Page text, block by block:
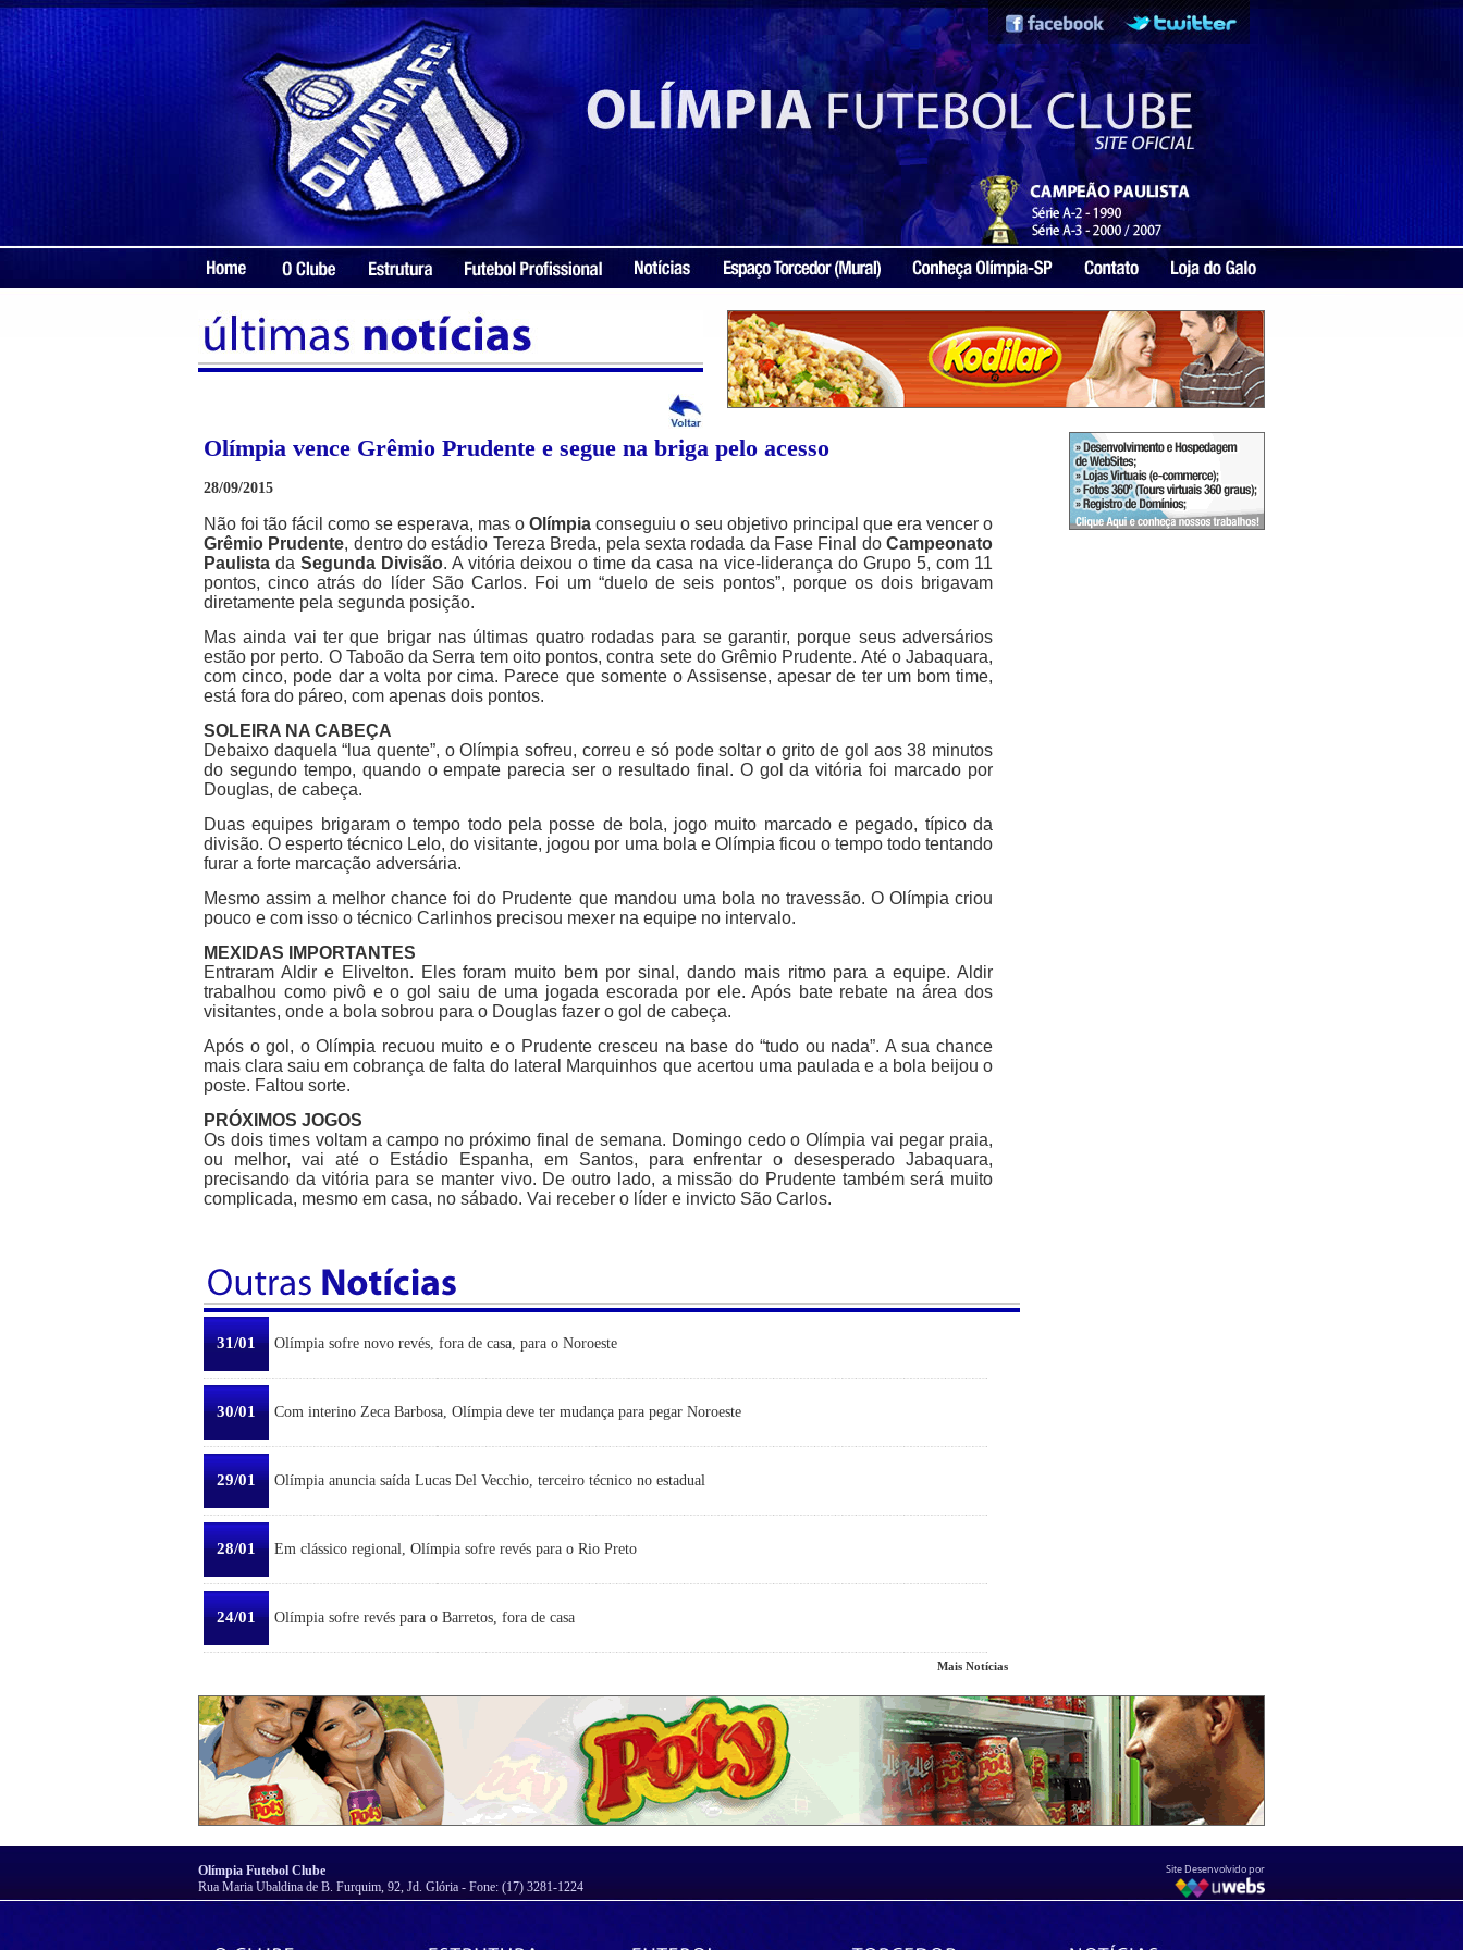
Olímpia vence Grêmio Prudente e segue na briga pelo acesso
28/09/2015
Não foi tão fácil como se esperava, mas o Olímpia conseguiu o seu objetivo principal que era vencer o
Grêmio Prudente, dentro do estádio Tereza Breda, pela sexta rodada da Fase Final doCampeonato
Paulista da Segunda Divisão. A vitória deixou o time da casa na vice-liderança do Grupo 5, com 11
pontos, cinco atrás do líder São Carlos. Foi um “duelo de seis pontos”, porque os dois brigavam
diretamente pela segunda posição.
Mas ainda vai ter que brigar nas últimas quatro rodadas para se garantir, porque seus adversários
estão por perto. O Taboão da Serra tem oito pontos, contra sete do Grêmio Prudente. Até o Jabaquara,
com cinco, pode dar a volta por cima. Parece que somente o Assisense, apesar de ter um bom time,
está fora do páreo, com apenas dois pontos.
SOLEIRA NA CABEÇA
Debaixo daquela “lua quente”, o Olímpia sofreu, correu e só pode soltar o grito de gol aos 38 minutos
do segundo tempo, quando o empate parecia ser o resultado final. O gol da vitória foi marcado por
Douglas, de cabeça.
Duas equipes brigaram o tempo todo pela posse de bola, jogo muito marcado e pegado, típico da
divisão. O esperto técnico Lelo, do visitante, jogou por uma bola e Olímpia ficou o tempo todo tentando
furar a forte marcação adversária.
Mesmo assim a melhor chance foi do Prudente que mandou uma bola no travessão. O Olímpia criou
pouco e com isso o técnico Carlinhos precisou mexer na equipe no intervalo.
MEXIDAS IMPORTANTES
Entraram Aldir e Elivelton. Eles foram muito bem por sinal, dando mais ritmo para a equipe. Aldir
trabalhou como pivô e o gol saiu de uma jogada escorada por ele. Após bate rebate na área dos
visitantes, onde a bola sobrou para o Douglas fazer o gol de cabeça.
Após o gol, o Olímpia recuou muito e o Prudente cresceu na base do “tudo ou nada”. A sua chance
mais clara saiu em cobrança de falta do lateral Marquinhos que acertou uma paulada e a bola beijou o
poste. Faltou sorte.
PRÓXIMOS JOGOS
Os dois times voltam a campo no próximo final de semana. Domingo cedo o Olímpia vai pegar praia,
ou melhor, vai até o Estádio Espanha, em Santos, para enfrentar o desesperado Jabaquara,
precisando da vitória para se manter vivo. De outro lado, a missão do Prudente também será muito
complicada, mesmo em casa, no sábado. Vai receber o líder e invicto São Carlos.
31/01 Olímpia sofre novo revés, fora de casa, para o Noroeste
30/01 Com interino Zeca Barbosa, Olímpia deve ter mudança para pegar Noroeste
29/01 Olímpia anuncia saída Lucas Del Vecchio, terceiro técnico no estadual
28/01 Em clássico regional, Olímpia sofre revés para o Rio Preto
24/01 Olímpia sofre revés para o Barretos, fora de casa
Mais Notícias
Olímpia Futebol Clube
Rua Maria Ubaldina de B. Furquim, 92, Jd. Glória - Fone: (17) 3281-1224
Site Desenvolvido por